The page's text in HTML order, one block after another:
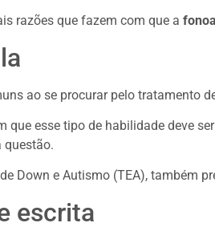
razões que fazem com que a
ao se procurar pelo tratamento
que esse tipo de habilidade deve
questão.
Down e Autismo (TEA), também
escrita